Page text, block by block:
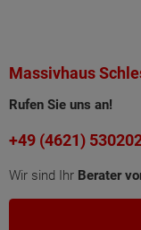
Massivhaus
Rufen Sie uns an!
+49 (4621)
Wir sind Ihr Berater